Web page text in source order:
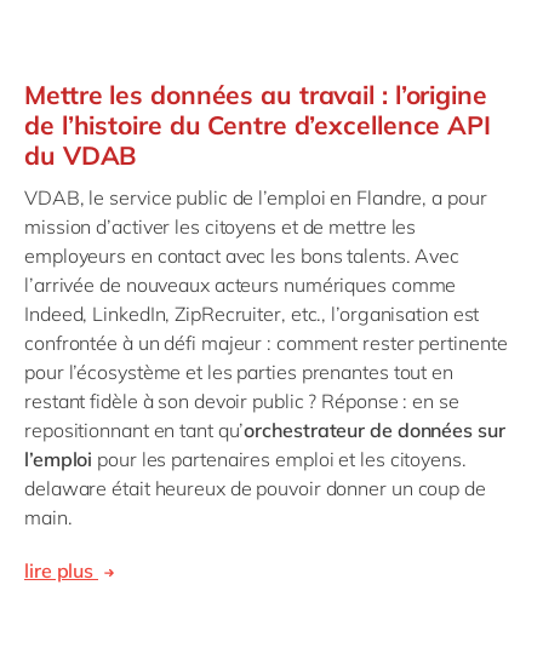
Mettre les données au travail : l’origine
de l’histoire du Centre d’excellence API
du VDAB
VDAB, le service public de l’emploi en Flandre, a pour
mission d’activer les citoyens et de mettre les
employeurs en contact avec les bons talents. Avec
l’arrivée de nouveaux acteurs numériques comme
Indeed, LinkedIn, ZipRecruiter, etc., l’organisation est
confrontée à un défi majeur : comment rester pertinente
pour l’écosystème et les parties prenantes tout en
restant fidèle à son devoir public ? Réponse : en se
repositionnant en tant qu’orchestrateur de données sur
l’emploi pour les partenaires emploi et les citoyens.
delaware était heureux de pouvoir donner un coup de
main.
lire plus